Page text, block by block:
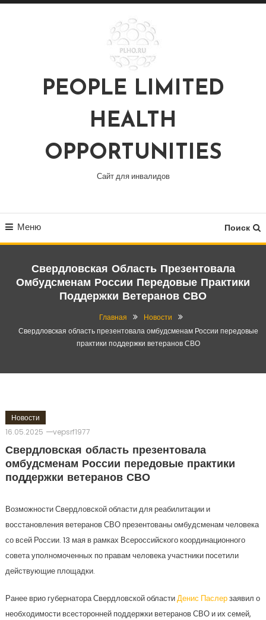
Перейти
PEOPLE LIMITED
HEALTH
OPPORTUNITIES
Сайт для инвалидов
Меню Поиск
Свердловская Область Презентовала
Омбудсменам России Передовые Практики
Поддержки Ветеранов СВО
Главная
Новости
Свердловская область презентовала омбудсменам России передовые
практики поддержки ветеранов СВО
Новости
16.05.2025
vepsrf1977
Свердловская область презентовала
омбудсменам России передовые практики
поддержки ветеранов СВО
Возможности Свердловской области для реабилитации и
восстановления ветеранов СВО презентованы омбудсменам человека
со всей России. 13 мая в рамках Всероссийского координационного
совета уполномоченных по правам человека участники посетили
действующие площадки.
Ранее врио губернатора Свердловской областиДенис Паслерзаявил о
необходимости всесторонней поддержки ветеранов СВО и их семей,